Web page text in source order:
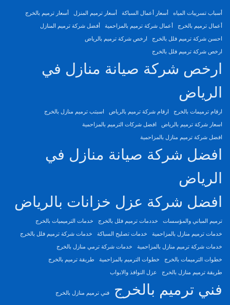
أسباب تسريبات المياه أسعار أعمال السباكة أسعار ترميم المنزل أسعار ترميم بالخرج
أعمال ترميم بالخرج أعمال شركة ترميم بالمزاحمية أفضل شركة ترميم المنازل
احسن شركة ترميم فلل بالخرج ارخص شركة ترميم بالرياض
ارخص شركة ترميم فلل بالخرج
ارخص شركة صيانة منازل في
الرياض
ارقام ترميمات بالخرج ارقام شركة ترميم بالرياض اسبتب ترميم منازل بالخرج
اسعار شركة ترميم بالرياض افضل شركات الترميم بالمزاحمية
افضل شركة ترميم منازل بالمزاحمية
افضل شركة صيانة منازل في
الرياض
افضل شركة عزل خزانات بالرياض
ترميم المباني والمؤسسات خددمات ترميم فلل بالخرج خدمات الترميميات بالخرج
خدمات ترميم منازل بالمزاحمية خدمات تصليح السباكة خدمات شركة ترميم فلل بالخرج
خدمات شركة ترميم منازل بالمزاحمية خدمات شركة ترمي منازل بالخرج
خطوات الترميمات بالخرج خطوات الترميم بالمزاحمية طريقة ترميم بالخرج
طريقة ترميم منازل بالخرج عزل النوافذ والابواب
فني ترميم بالخرج فني ترميم منازل بالخرج